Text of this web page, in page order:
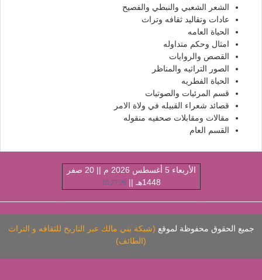
الشعر الشعبي والنبطي والفصيح
عادات وتقاليد ثقافه وتراث
الحياة العامه
امثال وحكم متداوله
القصص والروايات
الصور التراثيه والمناظر
الحياة الفطريه
قسم المرئيات والصوتيات
قصائد شعراء القبيله في ولاة الامر
مقالات ومقابلات صحفيه منقوله
القسم العام
الأربعاء 5 أغسطس 2026 م || 20 صفر
1448هـ ||
10:27:26
الحقوق محفوظة لموقع(شبكة بني مالك عبر التاريخ للثقافه و التراث
(الطائف)